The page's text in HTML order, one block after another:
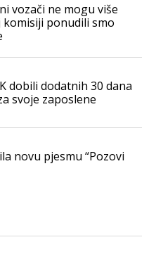
vozači ne mogu više
ponudili smo
dobili dodatnih 30 dana
svoje zaposlene
novu pjesmu “Pozovi